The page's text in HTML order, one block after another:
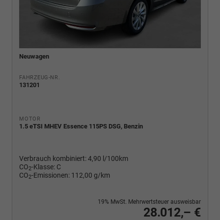
Neuwagen
FAHRZEUG-NR.
131201
MOTOR
1.5 eTSI MHEV Essence 115PS DSG, Benzin
Verbrauch kombiniert:4,90 l/100km
CO2-Klasse: C
CO2-Emissionen: 112,00 g/km
28.012,– €
19% MwSt. Mehrwertsteuer ausweisbar